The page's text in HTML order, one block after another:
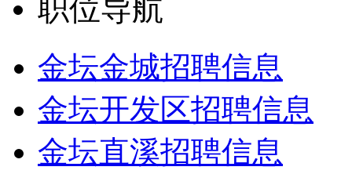
职位导航
金坛金城招聘信息
金坛开发区招聘信息
金坛直溪招聘信息